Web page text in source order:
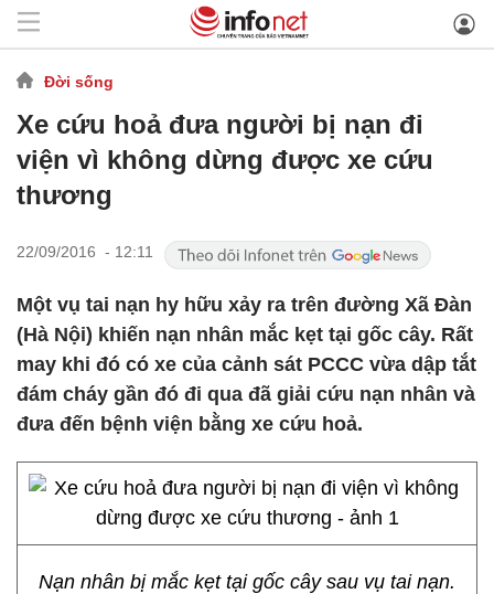
Đời sống
Xe cứu hoả đưa người bị nạn đi
viện vì không dừng được xe cứu
thương
22/09/2016 - 12:11
Một vụ tai nạn hy hữu xảy ra trên đường Xã Đàn
(Hà Nội) khiến nạn nhân mắc kẹt tại gốc cây. Rất
may khi đó có xe của cảnh sát PCCC vừa dập tắt
đám cháy gần đó đi qua đã giải cứu nạn nhân và
đưa đến bệnh viện bằng xe cứu hoả.
Nạn nhân bị mắc kẹt tại gốc cây sau vụ tai nạn.